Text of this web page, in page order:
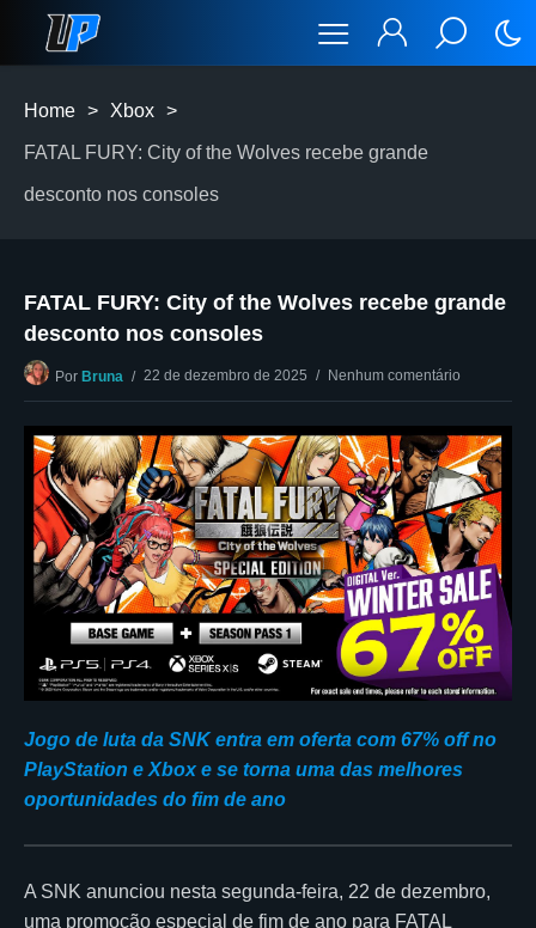
Home > Xbox >
FATAL FURY: City of the Wolves recebe grande
desconto nos consoles
FATAL FURY: City of the Wolves recebe grande
desconto nos consoles
Por Bruna 22 de dezembro de 2025 Nenhum comentário
Jogo de luta da SNK entra em oferta com 67% off no
PlayStation e Xbox e se torna uma das melhores
oportunidades do fim de ano
A SNK anunciou nesta segunda-feira, 22 de dezembro,
uma promoção especial de fim de ano para FATAL